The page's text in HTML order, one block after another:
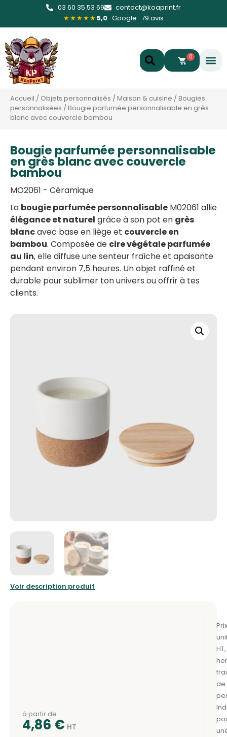
03 60 35 53 69
contact@koaprint.fr
★★★★★5,0 · Google · 79 avis
0
Accueil / Objets personnalisés /Maison & cuisine /Bougies
personnalisées /Bougie parfumée personnalisable en grès
blanc avec couvercle bambou
Bougie parfumée personnalisable
en grès blanc avec couvercle
bambou
MO2061 - Céramique
La bougie parfumée personnalisable M02061 allie
élégance et naturel grâce à son pot en grès
blancavec base en liège et couvercle en
bambou. Composée de cire végétale parfumée
au lin, elle diffuse une senteur fraîche et apaisante
pendant environ 7,5 heures. Un objet raffiné et
durable pour sublimer ton univers ou offrir à tes
clients.
Voir description produit
à partir de
4,86 €